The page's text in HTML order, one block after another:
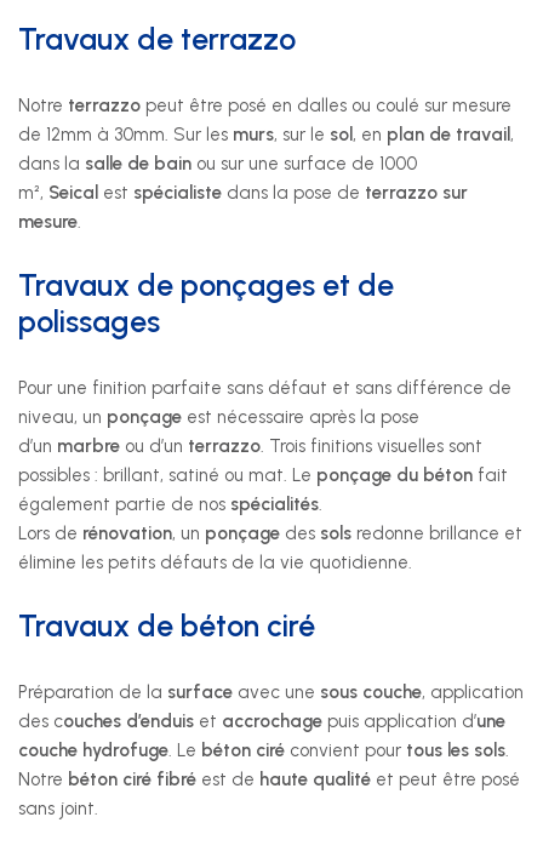
Travaux de terrazzo
Notre terrazzo peut être posé en dalles ou coulé sur mesure
de 12mm à 30mm. Sur les murs, sur le sol, en plan de travail,
dans la salle de bain ou sur une surface de 1000
m², Seical est spécialiste dans la pose de terrazzo sur
mesure.
Travaux de ponçages et de
polissages
Pour une finition parfaite sans défaut et sans différence de
niveau, un ponçage est nécessaire après la pose
d’un marbre ou d’un terrazzo. Trois finitions visuelles sont
possibles : brillant, satiné ou mat. Le ponçage du béton fait
également partie de nos spécialités.
Lors de rénovation, un ponçage des sols redonne brillance et
élimine les petits défauts de la vie quotidienne.
Travaux de béton ciré
Préparation de la surface avec une sous couche, application
des couches d’enduis et accrochage puis application d’une
couche hydrofuge. Le béton ciré convient pour tous les sols.
Notre béton ciré fibré est de haute qualité et peut être posé
sans joint.